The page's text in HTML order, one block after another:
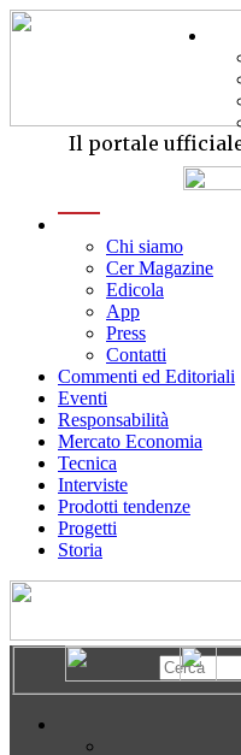
Il portale
Chi siamo
Cer Magazine
Edicola
App
Press
Contatti
Commenti ed Editoriali
Eventi
Responsabilità
Mercato Economia
Tecnica
Interviste
Prodotti tendenze
Progetti
Storia